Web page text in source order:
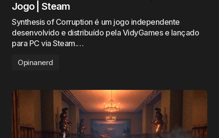
Jogo | Steam
Synthesis of Corruption é um jogo independente
desenvolvido e distribuído pela VidyGames e lançado
para PC via Steam.…
Opinanerd